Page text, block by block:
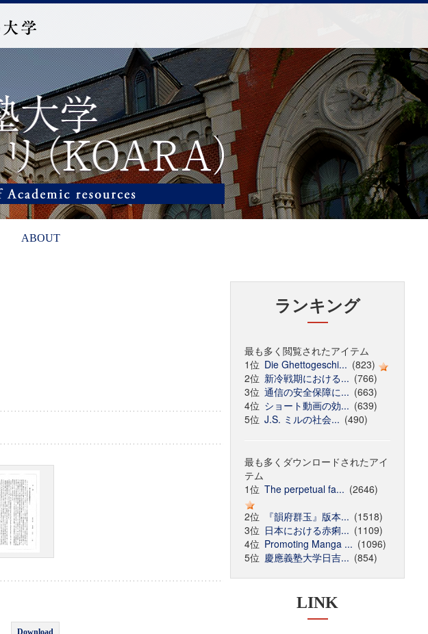
ABOUT
Download
ランキング
最も多く閲覧されたアイテム
1位 Die Ghettogeschi... (823)
2位 新冷戦期における... (766)
3位 通信の安全保障に... (663)
4位 ショート動画の効... (639)
5位 J.S. ミルの社会... (490)
最も多くダウンロードされたアイ
テム
1位 The perpetual fa... (2646)
2位
『韻府群玉』版本... (1518)
3位 日本における赤痢... (1109)
4位 Promoting Manga ... (1096)
5位 慶應義塾大学日吉... (854)
LINK